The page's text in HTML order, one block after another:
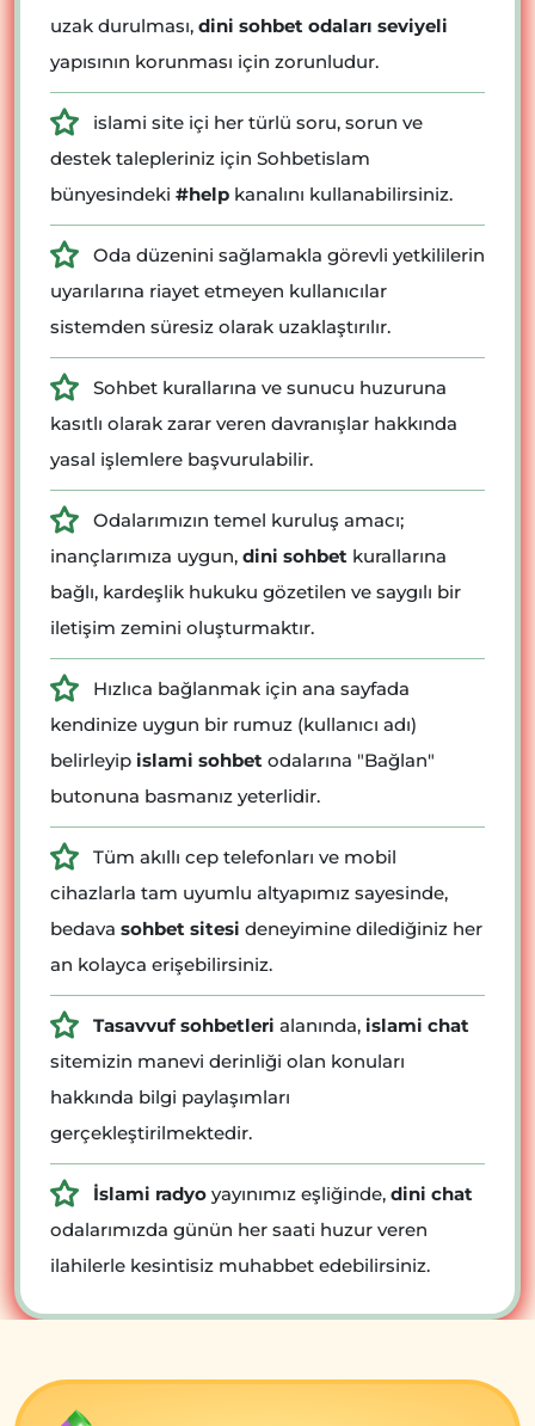
uzak durulması, dini sohbet odaları seviyeli
yapısının korunması için zorunludur.
islami site içi her türlü soru, sorun ve
destek talepleriniz için Sohbetislam
bünyesindeki #help kanalını kullanabilirsiniz.
Oda düzenini sağlamakla görevli yetkililerin
uyarılarına riayet etmeyen kullanıcılar
sistemden süresiz olarak uzaklaştırılır.
Sohbet kurallarına ve sunucu huzuruna
kasıtlı olarak zarar veren davranışlar hakkında
yasal işlemlere başvurulabilir.
Odalarımızın temel kuruluş amacı;
inançlarımıza uygun, dini sohbet kurallarına
bağlı, kardeşlik hukuku gözetilen ve saygılı bir
iletişim zemini oluşturmaktır.
Hızlıca bağlanmak için ana sayfada
kendinize uygun bir rumuz (kullanıcı adı)
belirleyip islami sohbet odalarına "Bağlan"
butonuna basmanız yeterlidir.
Tüm akıllı cep telefonları ve mobil
cihazlarla tam uyumlu altyapımız sayesinde,
bedava sohbet sitesi deneyimine dilediğiniz her
an kolayca erişebilirsiniz.
Tasavvuf sohbetleri alanında, islami chat
sitemizin manevi derinliği olan konuları
hakkında bilgi paylaşımları
gerçekleştirilmektedir.
İslami radyo yayınımız eşliğinde, dini chat
odalarımızda günün her saati huzur veren
ilahilerle kesintisiz muhabbet edebilirsiniz.